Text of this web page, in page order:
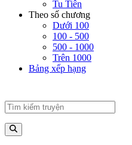
Tu Tiên
Theo số chương
Dưới 100
100 - 500
500 - 1000
Trên 1000
Bảng xếp hạng